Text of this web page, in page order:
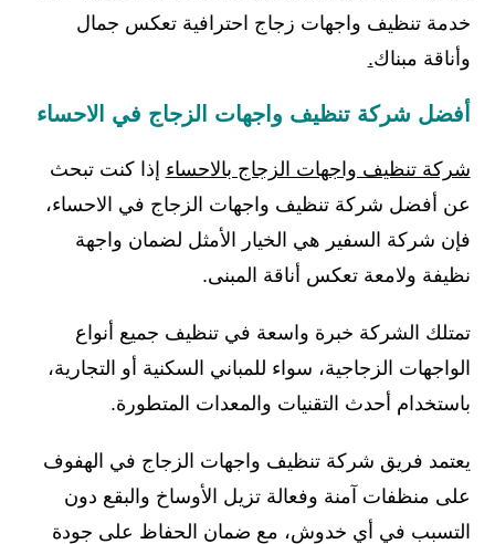
خدمة تنظيف واجهات زجاج احترافية تعكس جمال
وأناقة مبناك.
أفضل شركة تنظيف واجهات الزجاج في الاحساء
شركة تنظيف واجهات الزجاج بالاحساء إذا كنت تبحث
عن أفضل شركة تنظيف واجهات الزجاج في الاحساء،
فإن شركة السفير هي الخيار الأمثل لضمان واجهة
نظيفة ولامعة تعكس أناقة المبنى.
تمتلك الشركة خبرة واسعة في تنظيف جميع أنواع
الواجهات الزجاجية، سواء للمباني السكنية أو التجارية،
باستخدام أحدث التقنيات والمعدات المتطورة.
يعتمد فريق شركة تنظيف واجهات الزجاج في الهفوف
على منظفات آمنة وفعالة تزيل الأوساخ والبقع دون
التسبب في أي خدوش، مع ضمان الحفاظ على جودة